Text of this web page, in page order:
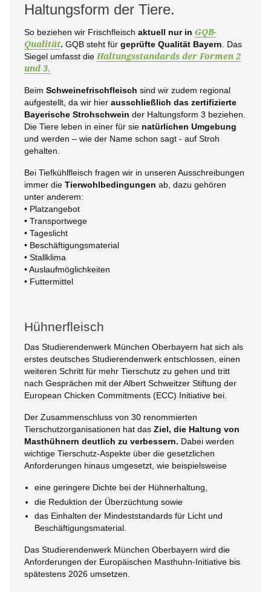
Haltungsform der Tiere.
So beziehen wir Frischfleisch aktuell nur in GQB-
Qualität. GQB steht für geprüfte Qualität Bayern . Das
Siegel umfasst die Haltungsstandards der Formen 2
und 3.
Beim Schweinefrischfleisch sind wir zudem regional
aufgestellt, da wir hier ausschließlich das zertifizierte
Bayerische Strohschwein der Haltungsform 3 beziehen.
Die Tiere leben in einer für sie natürlichen Umgebung
und werden – wie der Name schon sagt - auf Stroh
gehalten.
Bei Tiefkühlfleisch fragen wir in unseren Ausschreibungen
immer die Tierwohlbedingungen ab, dazu gehören
unter anderem:
• Platzangebot
• Transportwege
• Tageslicht
• Beschäftigungsmaterial
• Stallklima
• Auslaufmöglichkeiten
• Futtermittel
Hühnerfleisch
Das Studierendenwerk München Oberbayern hat sich als
erstes deutsches Studierendenwerk entschlossen, einen
weiteren Schritt für mehr Tierschutz zu gehen und tritt
nach Gesprächen mit der Albert Schweitzer Stiftung der
European Chicken Commitments (ECC) Initiative bei.
Der Zusammenschluss von 30 renommierten
Tierschutzorganisationen hat das Ziel, die Haltung von
Masthühnern deutlich zu verbessern. Dabei werden
wichtige Tierschutz-Aspekte über die gesetzlichen
Anforderungen hinaus umgesetzt, wie beispielsweise
eine geringere Dichte bei der Hühnerhaltung,
die Reduktion der Überzüchtung sowie
das Einhalten der Mindeststandards für Licht und
Beschäftigungsmaterial.
Das Studierendenwerk München Oberbayern wird die
Anforderungen der Europäischen Masthuhn-Initiative bis
spätestens 2026 umsetzen.